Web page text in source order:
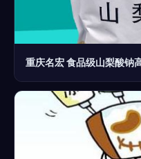
重庆名宏 食品级山梨酸钠